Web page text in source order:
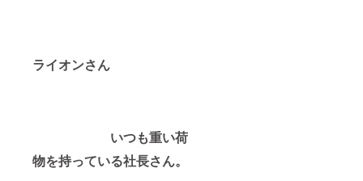
ライオンさん
いつも重い荷
物を持っている社長さん。